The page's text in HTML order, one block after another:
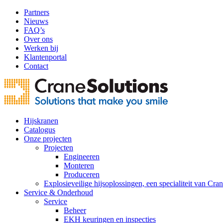
Partners
Nieuws
FAQ’s
Over ons
Werken bij
Klantenportal
Contact
Hijskranen
Catalogus
Onze projecten
Projecten
Engineeren
Monteren
Produceren
Explosieveilige hijsoplossingen, een specialiteit van
Service & Onderhoud
Service
Beheer
EKH keuringen en inspecties